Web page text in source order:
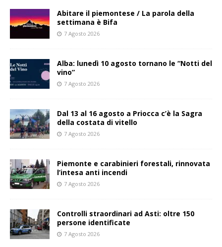
Abitare il piemontese / La parola della
settimana è Bifa
7 Agosto 2026
Alba: lunedì 10 agosto tornano le “Notti del
vino”
7 Agosto 2026
Dal 13 al 16 agosto a Priocca c’è la Sagra
della costata di vitello
7 Agosto 2026
Piemonte e carabinieri forestali, rinnovata
l’intesa anti incendi
7 Agosto 2026
Controlli straordinari ad Asti: oltre 150
persone identificate
7 Agosto 2026